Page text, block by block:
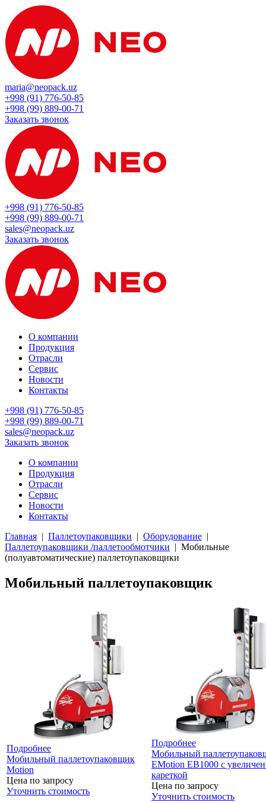
maria@neopack.uz
+998 (91) 776-50-85
+998 (99) 889-00-71
Заказать звонок
+998 (91) 776-50-85
+998 (99) 889-00-71
sales@neopack.uz
Заказать звонок
О компании
Продукция
Отрасли
Сервис
Новости
Контакты
+998 (91) 776-50-85
+998 (99) 889-00-71
sales@neopack.uz
Заказать звонок
О компании
Продукция
Отрасли
Сервис
Новости
Контакты
Главная | Паллетоупаковщики | Оборудование |
Паллетоупаковщики /паллетообмотчики | Мобильные
(полуавтоматические) паллетоупаковщики
Мобильный паллетоупаковщик
Подробнее
Мобильный паллетоупаковщик
Motion
Цена по запросу
Уточнить стоимость
Подробнее
Мобильный
EMotion EB1000 с
кареткой
Цена по запросу
Уточнить стоимость